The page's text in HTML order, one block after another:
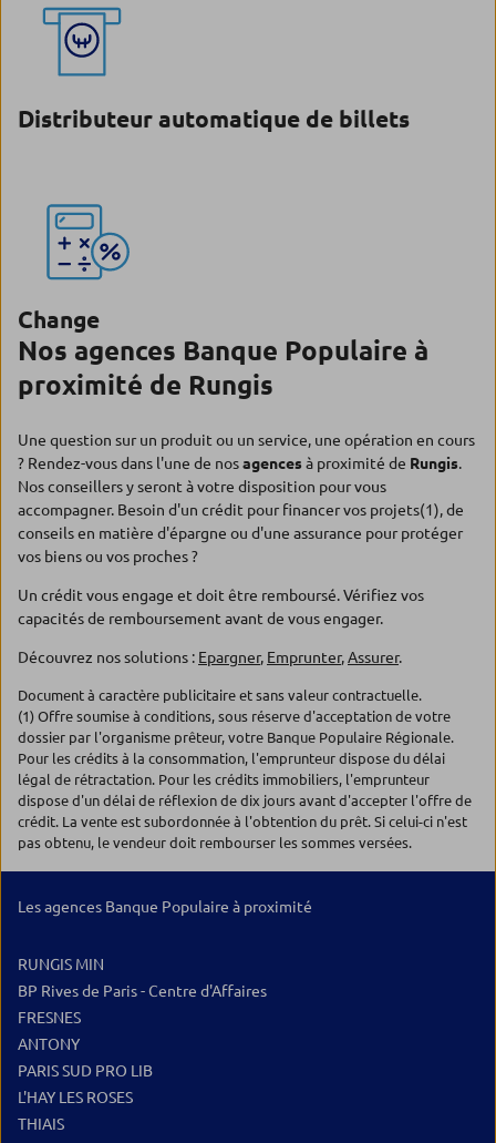
Distributeur automatique de billets
Change
Nos agences Banque Populaire à
proximité de Rungis
Une question sur un produit ou un service, une opération en cours
? Rendez-vous dans l'une de nosagencesà proximité de Rungis.
Nos conseillers y seront à votre disposition pour vous
accompagner. Besoin d'un crédit pour financer vos projets(1), de
conseils en matière d'épargne ou d'une assurance pour protéger
vos biens ou vos proches ?
Un crédit vous engage et doit être remboursé. Vérifiez vos
capacités de remboursement avant de vous engager.
Découvrez nos solutions : Epargner, Emprunter,Assurer.
Document à caractère publicitaire et sans valeur contractuelle.
(1) Offre soumise à conditions, sous réserve d'acceptation de votre
dossier par l'organisme prêteur, votre Banque Populaire Régionale.
Pour les crédits à la consommation, l'emprunteur dispose du délai
légal de rétractation. Pour les crédits immobiliers, l'emprunteur
dispose d'un délai de réflexion de dix jours avant d'accepter l'offre de
crédit. La vente est subordonnée à l'obtention du prêt. Si celui-ci n'est
pas obtenu, le vendeur doit rembourser les sommes versées.
Les agences Banque Populaire à proximité
RUNGIS MIN
BP Rives de Paris - Centre d'Affaires
FRESNES
ANTONY
PARIS SUD PRO LIB
L'HAY LES ROSES
THIAIS